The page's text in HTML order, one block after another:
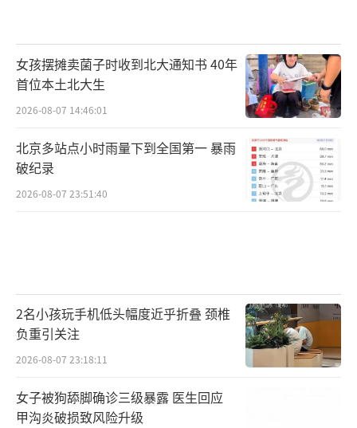
女孩摆摊卖菌子时收到北大通知书 40年
首位本土北大生
2026-08-07 14:46:01
北京多站点小时雨量下到全国第一 暴雨
破纪录
2026-08-07 23:51:40
2名小孩玩手机低头幅度近乎折叠 颈椎
负重引关注
2026-08-07 23:18:11
女子被狗舔脚确诊三级暴露 医生回应
甲沟炎破损致风险升级